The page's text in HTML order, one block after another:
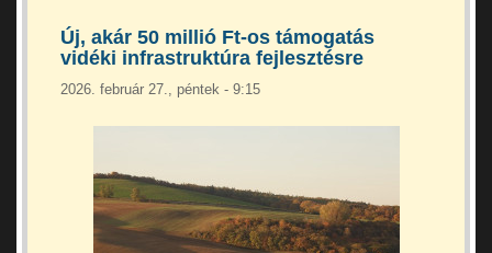
Új, akár 50 millió Ft-os támogatás
vidéki infrastruktúra fejlesztésre
2026. február 27., péntek - 9:15